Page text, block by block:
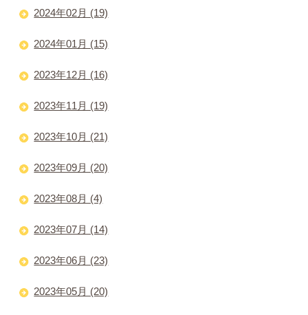
2024年02月 (19)
2024年01月 (15)
2023年12月 (16)
2023年11月 (19)
2023年10月 (21)
2023年09月 (20)
2023年08月 (4)
2023年07月 (14)
2023年06月 (23)
2023年05月 (20)